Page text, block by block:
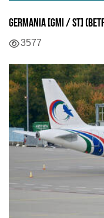
Germania [GMI / ST]
Details
3577